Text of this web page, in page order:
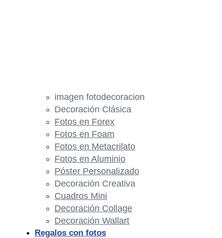
imagen fotodecoracion
Decoración Clásica
Fotos en Forex
Fotos en Foam
Fotos en Metacrilato
Fotos en Aluminio
Póster Personalizado
Decoración Creativa
Cuadros Mini
Decoración Collage
Decoración Wallart
Regalos con fotos